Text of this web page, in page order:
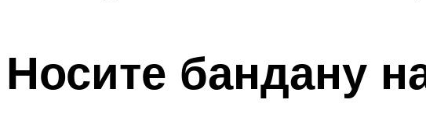
Носите бандану